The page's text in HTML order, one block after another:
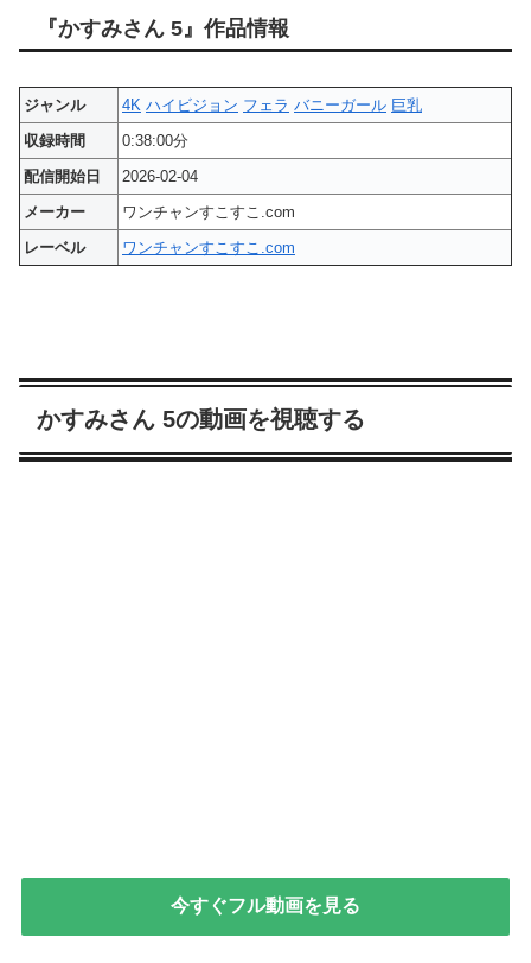
『かすみさん 5』作品情報
ジャンル 4K ハイビジョン フェラ バニーガール 巨乳
収録時間
0:38:00分
配信開始日
2026-02-04
メーカー
ワンチャンすこすこ.com
レーベル
ワンチャンすこすこ.com
かすみさん 5の動画を視聴する
今すぐフル動画を見る